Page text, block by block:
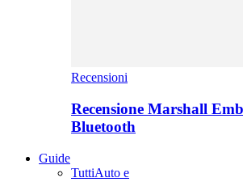
Recensioni
Recensione Marshall
Bluetooth
Guide
TuttiAuto e